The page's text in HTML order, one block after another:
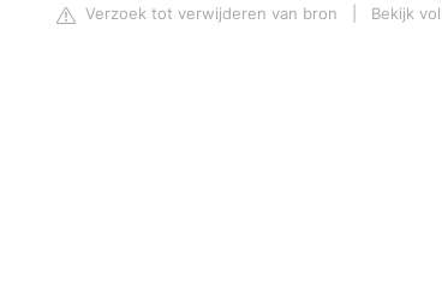
Verzoek tot verwijderen van bron Bekijk